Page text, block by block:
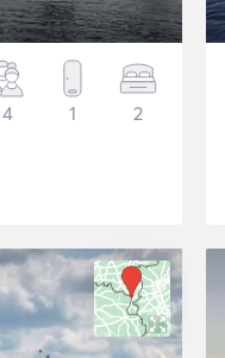
4 1 2